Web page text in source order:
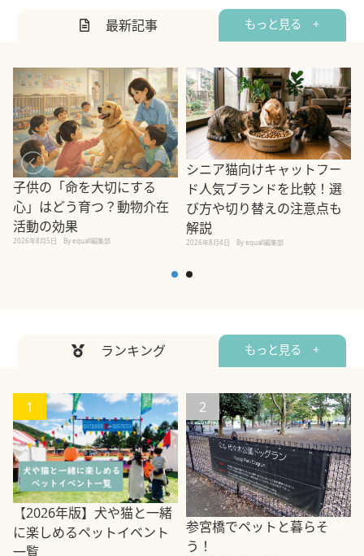
最新記事 もっと見る +
子供の「命を大切にする
心」はどう育つ？動物介在
活動の効果
2026年8月5日 By equall編集部
シニア猫向けキャットフー
ド人気ブランドを比較！選
び方や切り替えの注意点も
解説
2026年8月4日 By equall編集部
ランキング もっと見る +
1
【2026年版】犬や猫と一緒
に楽しめるペットイベント
一覧
2
参宮橋でペットと暮らそ
う！